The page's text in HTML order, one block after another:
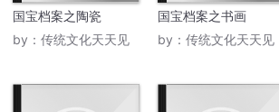
国宝档案之陶瓷
by： 传统文化天天见
国宝档案之书画
by： 传统文化天天见